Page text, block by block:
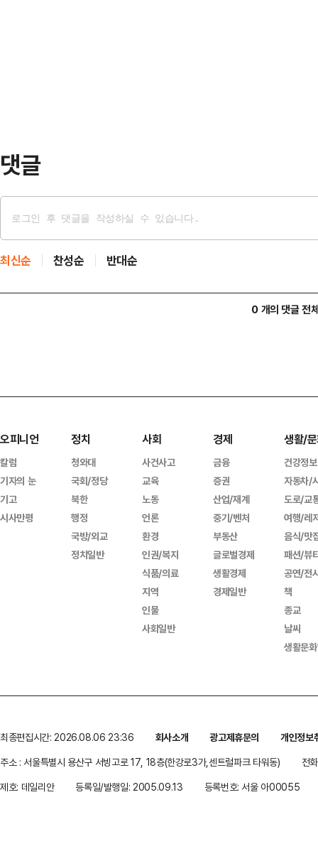
댓글
최신순 찬성순 반대순
0 개의 댓글 전
오피니언
칼럼
기자의 눈
기고
시사만평
정치
청와대
국회/정당
북한
행정
국방/외교
정치일반
사회
사건사고
교육
노동
언론
환경
인권/복지
식품/의료
지역
인물
사회일반
경제
금융
증권
산업/재계
중기/벤처
부동산
글로벌경제
생활경제
경제일반
생활/
건강정보
자동차/
도로/교
여행/레
음식/맛
패션/뷰
공연/전
책
종교
날씨
생활문
최종편집시간: 2026.08.06 23:36 회사소개 광고제휴문의
개인정보
주소 : 서울특별시 용산구 서빙고로 17, 18층(한강로3가,센트럴파크 타워동)
전
제호: 데일리안
등록일/발행일: 2005.09.13 등록번호: 서울 아00055